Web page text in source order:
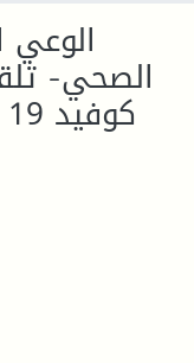
الصحي-